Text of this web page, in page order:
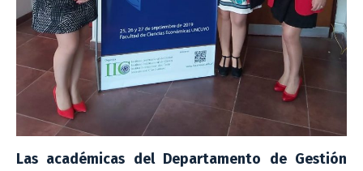
Las académicas del Departamento de Gestión